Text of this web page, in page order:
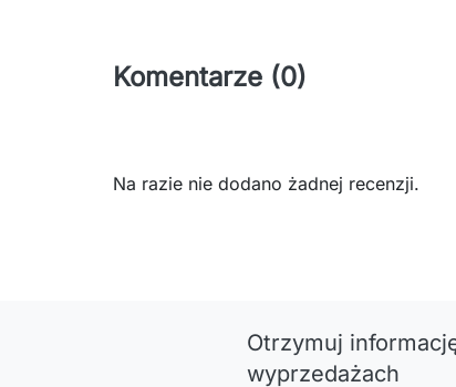
Komentarze (0)
Na razie nie dodano żadnej recenzji.
Otrzymuj
wyprzedażach